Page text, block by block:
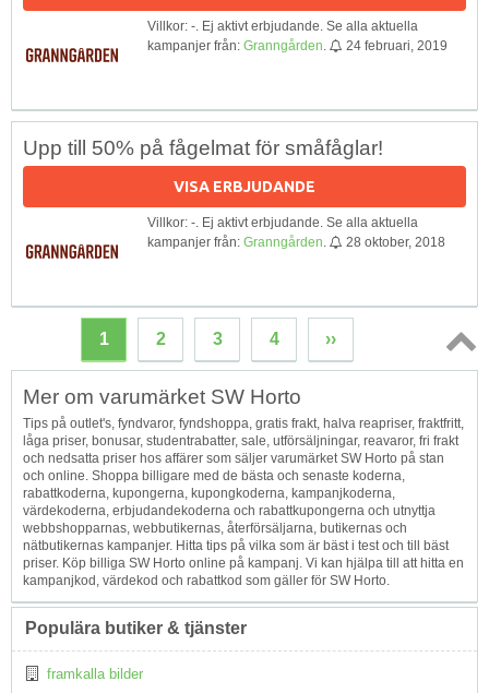
Villkor: -. Ej aktivt erbjudande. Se alla aktuella
kampanjer från: Granngården 24 februari, 2019
Upp till 50% på fågelmat för småfåglar!
VISA ERBJUDANDE
Villkor: -. Ej aktivt erbjudande. Se alla aktuella
kampanjer från: Granngården 28 oktober, 2018
1 2 3 4 ››
Topp
Mer om varumärket SW Horto
Tips på outlet's, fyndvaror, fyndshoppa, gratis frakt, halva reapriser, fraktfritt,
låga priser, bonusar, studentrabatter, sale, utförsäljningar, reavaror, fri frakt
och nedsatta priser hos affärer som säljer varumärket SW Horto på stan
och online. Shoppa billigare med de bästa och senaste koderna,
rabattkoderna, kupongerna, kupongkoderna, kampanjkoderna,
värdekoderna, erbjudandekoderna och rabattkupongerna och utnyttja
webbshopparnas, webbutikernas, återförsäljarna, butikernas och
nätbutikernas kampanjer. Hitta tips på vilka som är bäst i test och till bäst
priser. Köp billiga SW Horto online på kampanj. Vi kan hjälpa till att hitta en
kampanjkod, värdekod och rabattkod som gäller för SW Horto.
Populära butiker & tjänster
framkalla bilder